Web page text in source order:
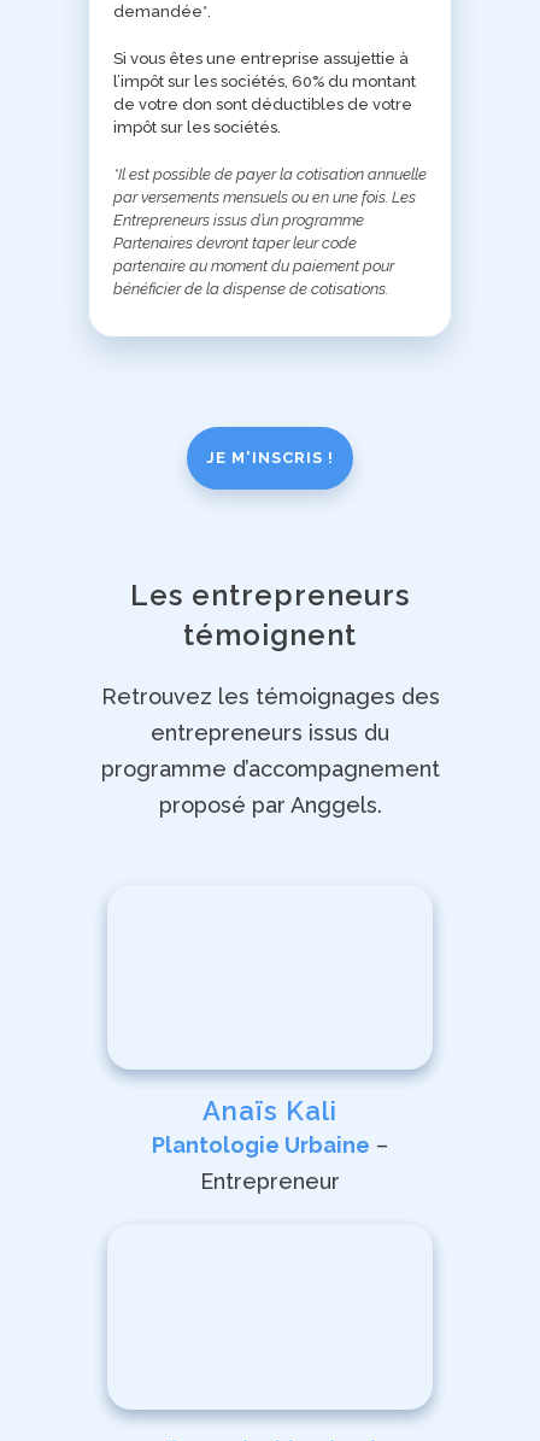
demandée*.
Si vous êtes une entreprise assujettie à
l’impôt sur les sociétés, 60% du montant
de votre don sont déductibles de votre
impôt sur les sociétés.
*Il est possible de payer la cotisation annuelle
par versements mensuels ou en une fois. Les
Entrepreneurs issus d’un programme
Partenaires devront taper leur code
partenaire au moment du paiement pour
bénéficier de la dispense de cotisations.
JE M'INSCRIS !
Les entrepreneurs
témoignent
Retrouvez les témoignages des
entrepreneurs issus du
programme d’accompagnement
proposé par Anggels.
Anaïs Kali
Plantologie Urbaine –
Entrepreneur